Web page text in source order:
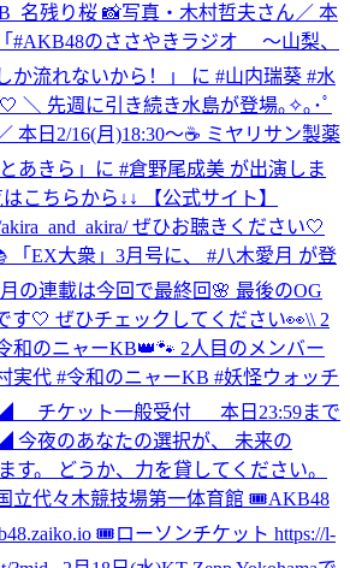
名残り桜 📸写真・木村哲夫さん ／ 本
#AKB48のささやきラジオ ～山梨、
か流れないから！」 に #山内瑞葵 #水
＼ 先週に引き続き水島が登場｡✧｡･ﾟ
本日2/16(月)18:30～☕ ミヤリサン製薬
あきら」に #倉野尾成美 が出演しま
こちらから↓↓ 【公式サイト】
ぜひお聴きください🤍
「EX大衆」3月号に、 #八木愛月 が登
の連載は今回で最終回🌸 最後のOG
す🤍 ぜひチェックしてください👀\\ 2
和のニャーKB👑🐾 2人目のメンバー
代 #令和のニャーKB #妖怪ウォッチ
ット一般受付 本日23:59まで
あなたの選択が、 未来の
す。 どうか、力を貸してください。
立代々木競技場第一体育館 🎟AKB48
🎟ローソンチケット https://l-